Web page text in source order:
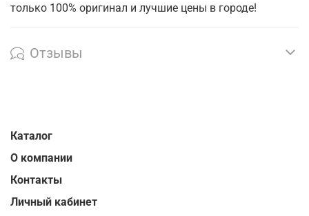
только 100% оригинал и лучшие цены в городе!
Отзывы
Каталог
О компании
Контакты
Личный кабинет